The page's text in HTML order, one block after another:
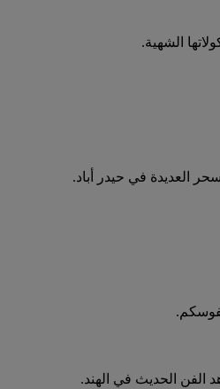
الشهية.
العديدة في حيدر أباد.
الفن الحديث في الهند.